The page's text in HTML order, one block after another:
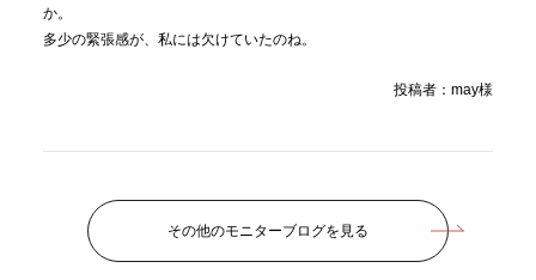
か。
多少の緊張感が、私には欠けていたのね。
投稿者：may様
その他のモニターブログを見る